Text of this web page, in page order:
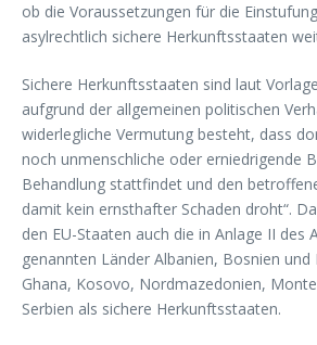
ob die Voraussetzungen für die
asylrechtlich sichere Herkunftsstaaten
Sichere Herkunftsstaaten sind laut
aufgrund der allgemeinen politischen
widerlegliche Vermutung besteht, dass
noch unmenschliche oder erniedrigende
Behandlung stattfindet und den
damit kein ernsthafter Schaden droht“.
den EU-Staaten auch die in Anlage II des
genannten Länder Albanien, Bosnien und
Ghana, Kosovo, Nordmazedonien,
Serbien als sichere Herkunftsstaaten.